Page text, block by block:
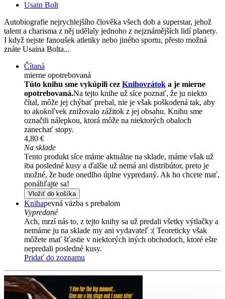
Usain Bolt
Autobiografie nejrychlejšího člověka všech dob a superstar, jehož
talent a charisma z něj udělaly jednoho z nejznámějších lidí planety.
I když nejste fanoušek atletiky nebo jiného sportu, přesto možná
znáte Usaina Bolta...
Čítaná
mierne opotrebovaná
Túto knihu sme vykúpili cez Knihovrátok a je mierne
opotrebovaná.Na tejto knihe už síce poznať, že ju niekto
čítal, môže jej chýbať prebal, nie je však poškodená tak, aby
to akokoľvek znižovalo zážitok z jej obsahu. Knihu sme
označili nálepkou, ktorá môže na niektorých obaloch
zanechať stopy.
4,80 €
Na sklade
Tento produkt síce máme aktuálne na sklade, máme však už
iba posledné kusy a ďalšie už nemá ani distribútor, preto je
možné, že bude onedlho úplne vypredaný. Ak ho chcete mať,
ponáhľajte sa!
Vložiť do košíka
Knihapevná väzba s prebalom
Vypredané
Ach, mrzí nás to, z tejto knihy sa už predali všetky výtlačky a
nemáme ju na sklade my ani vydavateľ :( Teoreticky však
môžete mať šťastie v niektorých iných obchodoch, ktoré ešte
nepredali posledné kusy.
Pridať do zoznamu